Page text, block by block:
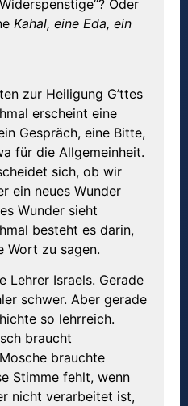
Oder
Kahal, eine Eda, ein
zur Heiligung G’ttes
erscheint eine
Gespräch, eine Bitte,
für die Allgemeinheit.
sich, ob wir
ein neues Wunder
Wunder sieht
besteht es darin,
Wort zu sagen.
Lehrer Israels. Gerade
schwer. Aber gerade
so lehrreich.
braucht
brauchte
Stimme fehlt, wenn
nicht verarbeitet ist,